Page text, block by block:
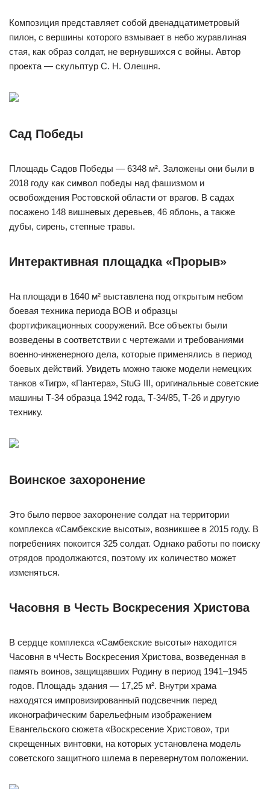
Композиция представляет собой двенадцатиметровый
пилон, с вершины которого взмывает в небо журавлиная
стая, как образ солдат, не вернувшихся с войны. Автор
проекта — скульптур С. Н. Олешня.
Сад Победы
Площадь Садов Победы — 6348 м². Заложены они были в
2018 году как символ победы над фашизмом и
освобождения Ростовской области от врагов. В садах
посажено 148 вишневых деревьев, 46 яблонь, а также
дубы, сирень, степные травы.
Интерактивная площадка «Прорыв»
На площади в 1640 м² выставлена под открытым небом
боевая техника периода ВОВ и образцы
фортификационных сооружений. Все объекты были
возведены в соответствии с чертежами и требованиями
военно-инженерного дела, которые применялись в период
боевых действий. Увидеть можно также модели немецких
танков «Тигр», «Пантера», StuG III, оригинальные советские
машины Т-34 образца 1942 года, Т-34/85, Т-26 и другую
технику.
Воинское захоронение
Это было первое захоронение солдат на территории
комплекса «Самбекские высоты», возникшее в 2015 году. В
погребениях покоится 325 солдат. Однако работы по поиску
отрядов продолжаются, поэтому их количество может
изменяться.
Часовня в Честь Воскресения Христова
В сердце комплекса «Самбекские высоты» находится
Часовня в чЧесть Воскресения Христова, возведенная в
память воинов, защищавших Родину в период 1941–1945
годов. Площадь здания — 17,25 м². Внутри храма
находятся импровизированный подсвечник перед
иконографическим барельефным изображением
Евангельского сюжета «Воскресение Христово», три
скрещенных винтовки, на которых установлена модель
советского защитного шлема в перевернутом положении.